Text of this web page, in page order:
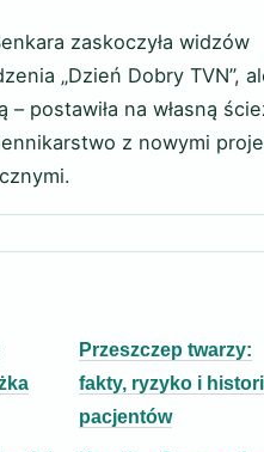
zaskoczyła widzów
„Dzień Dobry TVN”,
– postawiła na własną
z nowymi
Przeszczep twarzy:
fakty, ryzyko i
pacjentów